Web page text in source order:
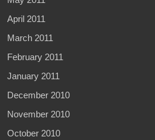
April 2011
March 2011
February 2011
January 2011
December 2010
November 2010
October 2010